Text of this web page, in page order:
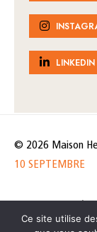
LINKEDIN
© 2026 Maison
10 SEPTEMBRE
de données
Ce site utilise